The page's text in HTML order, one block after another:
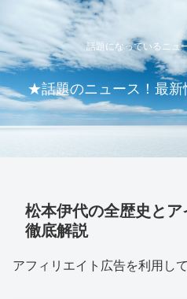
話題になっているニュ
★話題のニュース！最新
松本伊代の全歴史と
徹底解説
アフィリエイト広告を利用して